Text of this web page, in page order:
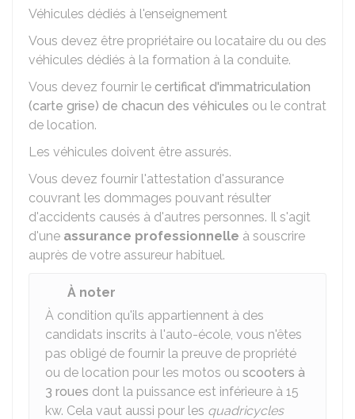
Véhicules dédiés à l'enseignement
Vous devez être propriétaire ou locataire du ou des
véhicules dédiés à la formation à la conduite.
Vous devez fournir le certificat d'immatriculation
(carte grise) de chacun des véhicules ou le contrat
de location.
Les véhicules doivent être assurés.
Vous devez fournir l'attestation d'assurance
couvrant les dommages pouvant résulter
d'accidents causés à d'autres personnes. Il s'agit
d'une assurance professionnelle à souscrire
auprès de votre assureur habituel.
À noter
À condition qu'ils appartiennent à des
candidats inscrits à l'auto-école, vous n'êtes
pas obligé de fournir la preuve de propriété
ou de location pour les motos ou scooters à
3 roues dont la puissance est inférieure à 15
kw. Cela vaut aussi pour les quadricycles